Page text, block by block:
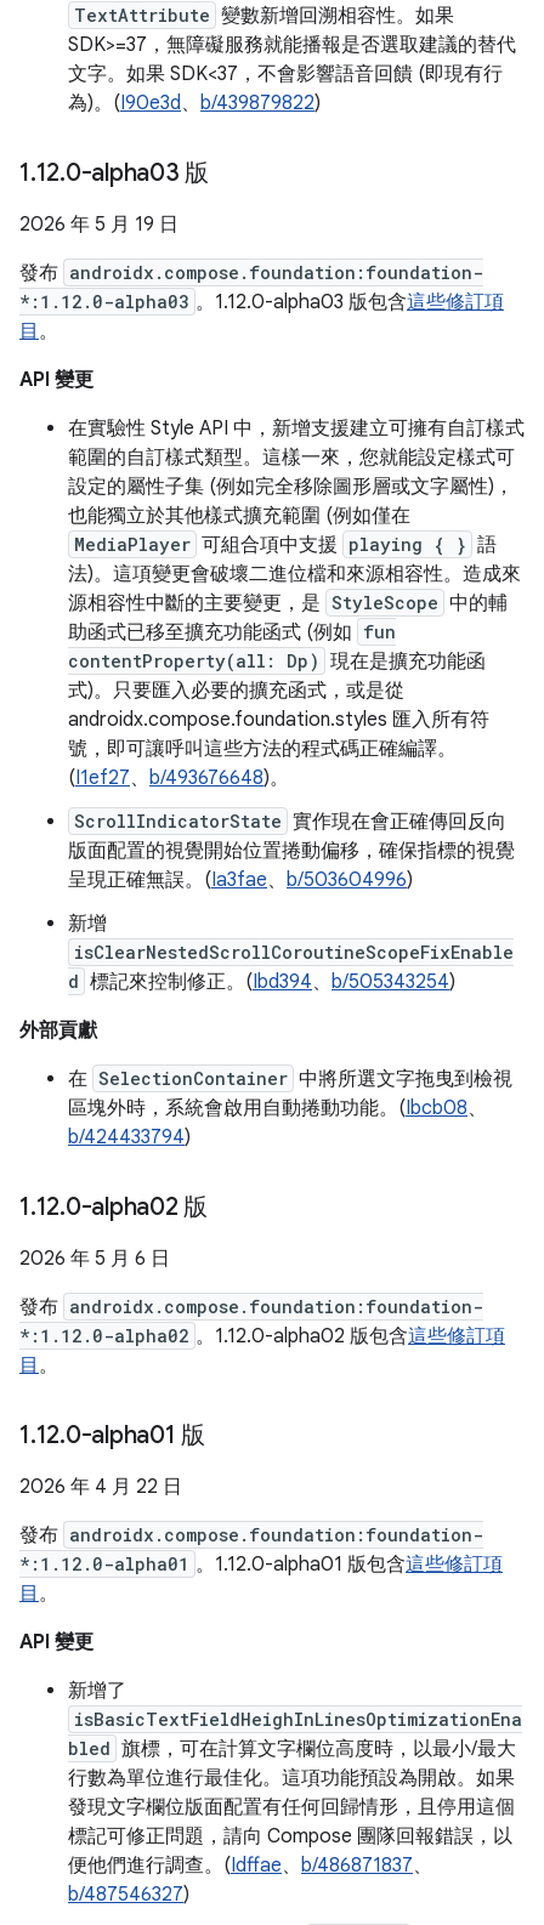
TextAttribute 變數新增回溯相容性。如果
SDK>=37，無障礙服務就能播報是否選取建議的替代
文字。如果 SDK<37，不會影響語音回饋 (即現有行
為)。(I90e3d、 b/439879822)
1.12.0-alpha03 版
2026 年 5 月 19 日
發布 androidx.compose.foundation:foundation-
*:1.12.0-alpha03 。1.12.0-alpha03 版包含這些修訂項
目 。
API 變更
在實驗性 Style API 中，新增支援建立可擁有自訂樣式
範圍的自訂樣式類型。這樣一來，您就能設定樣式可
設定的屬性子集 (例如完全移除圖形層或文字屬性)，
也能獨立於其他樣式擴充範圍 (例如僅在
MediaPlayer 可組合項中支援 playing { } 語
法)。這項變更會破壞二進位檔和來源相容性。造成來
源相容性中斷的主要變更，是 StyleScope 中的輔
助函式已移至擴充功能函式 (例如 fun
contentProperty(all: Dp) 現在是擴充功能函
式)。只要匯入必要的擴充函式，或是從
androidx.compose.foundation.styles 匯入所有符
號，即可讓呼叫這些方法的程式碼正確編譯。
(I1ef27、 b/493676648)。
ScrollIndicatorState 實作現在會正確傳回反向
版面配置的視覺開始位置捲動偏移，確保指標的視覺
呈現正確無誤。(Ia3fae、 b/503604996)
新增
isClearNestedScrollCoroutineScopeFixEnable
d 標記來控制修正。(Ibd394、 b/505343254)
外部貢獻
在 SelectionContainer 中將所選文字拖曳到檢視
區塊外時，系統會啟用自動捲動功能。(Ibcb08、
b/424433794)
1.12.0-alpha02 版
2026 年 5 月 6 日
發布 androidx.compose.foundation:foundation-
*:1.12.0-alpha02 。1.12.0-alpha02 版包含這些修訂項
目 。
1.12.0-alpha01 版
2026 年 4 月 22 日
發布 androidx.compose.foundation:foundation-
*:1.12.0-alpha01 。1.12.0-alpha01 版包含這些修訂項
目 。
API 變更
新增了
isBasicTextFieldHeighInLinesOptimizationEna
bled 旗標，可在計算文字欄位高度時，以最小/最大
行數為單位進行最佳化。這項功能預設為開啟。如果
發現文字欄位版面配置有任何回歸情形，且停用這個
標記可修正問題，請向 Compose 團隊回報錯誤，以
便他們進行調查。(Idffae、 b/486871837、
b/487546327)